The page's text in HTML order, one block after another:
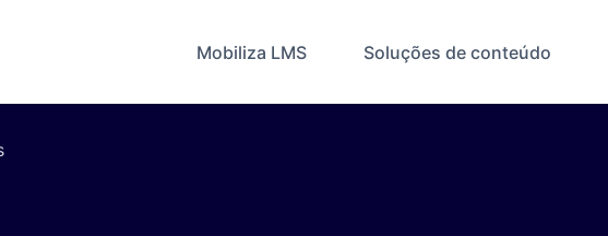
Mobiliza LMS Soluções de conteúdo